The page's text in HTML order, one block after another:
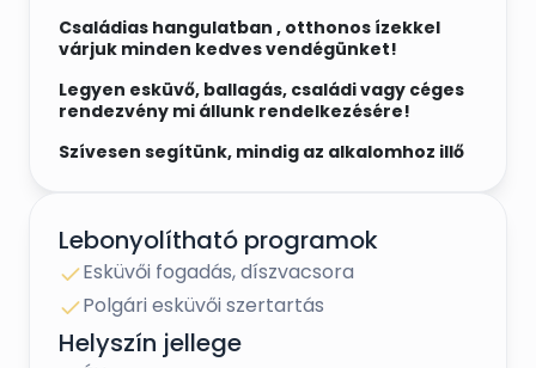
Családias hangulatban , otthonos ízekkel
várjuk minden kedves vendégünket!
Legyen esküvő, ballagás, családi vagy céges
rendezvény mi állunk rendelkezésére!
Szívesen segítünk, mindig az alkalomhoz illő
szertartás, zenekar hozzájárulunk az ön
elképzeléseihez.Kérje ingyenes
árajánlatunkat!
Látogasson el hozzánk személyesen is és
győződjön meg róla, hogy ez az a hely amit
Lebonyolítható programok
Esküvői fogadás, díszvacsora
Polgári esküvői szertartás
Helyszín jellege